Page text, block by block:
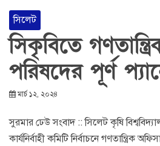
সিলেট
সিকৃবিতে
পরিষদের পূর্ণ
মার্চ ১২, ২০২৪
সুরমার ঢেউ সংবাদ :: সিলেট কৃষি
কার্যনির্বাহী কমিটি নির্বাচনে গণতান্ত্রিক